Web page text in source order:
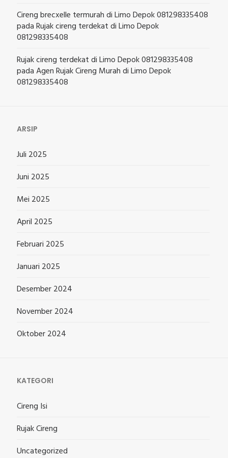
Cireng brecxelle termurah di Limo Depok 081298335408
padaRujak cireng terdekat di Limo Depok
081298335408
Rujak cireng terdekat di Limo Depok 081298335408
padaAgen Rujak Cireng Murah di Limo Depok
081298335408
ARSIP
Juli 2025
Juni 2025
Mei 2025
April 2025
Februari 2025
Januari 2025
Desember 2024
November 2024
Oktober 2024
KATEGORI
Cireng Isi
Rujak Cireng
Uncategorized